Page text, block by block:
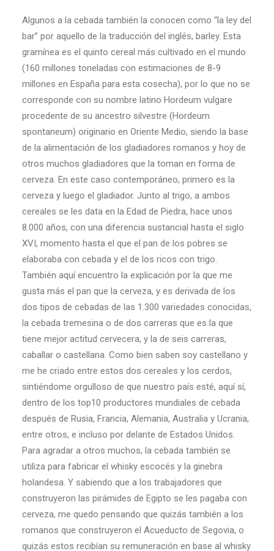
Algunos a la cebada también la conocen como “la ley del
bar” por aquello de la traducción del inglés, barley. Esta
gramínea es el quinto cereal más cultivado en el mundo
(160 millones toneladas con estimaciones de 8-9
millones en España para esta cosecha), por lo que no se
corresponde con su nombre latino Hordeum vulgare
procedente de su ancestro silvestre (Hordeum
spontaneum) originario en Oriente Medio, siendo la base
de la alimentación de los gladiadores romanos y hoy de
otros muchos gladiadores que la toman en forma de
cerveza. En este caso contemporáneo, primero es la
cerveza y luego el gladiador. Junto al trigo, a ambos
cereales se les data en la Edad de Piedra, hace unos
8.000 años, con una diferencia sustancial hasta el siglo
XVI, momento hasta el que el pan de los pobres se
elaboraba con cebada y el de los ricos con trigo.
También aquí encuentro la explicación por la que me
gusta más el pan que la cerveza, y es derivada de los
dos tipos de cebadas de las 1.300 variedades conocidas,
la cebada tremesina o de dos carreras que es la que
tiene mejor actitud cervecera, y la de seis carreras,
caballar o castellana. Como bien saben soy castellano y
me he criado entre estos dos cereales y los cerdos,
sintiéndome orgulloso de que nuestro país esté, aquí sí,
dentro de los top10 productores mundiales de cebada
después de Rusia, Francia, Alemania, Australia y Ucrania,
entre otros, e incluso por delante de Estados Unidos.
Para agradar a otros muchos, la cebada también se
utiliza para fabricar el whisky escocés y la ginebra
holandesa. Y sabiendo que a los trabajadores que
construyeron las pirámides de Egipto se les pagaba con
cerveza, me quedo pensando que quizás también a los
romanos que construyeron el Acueducto de Segovia, o
quizás estos recibían su remuneración en base al whisky